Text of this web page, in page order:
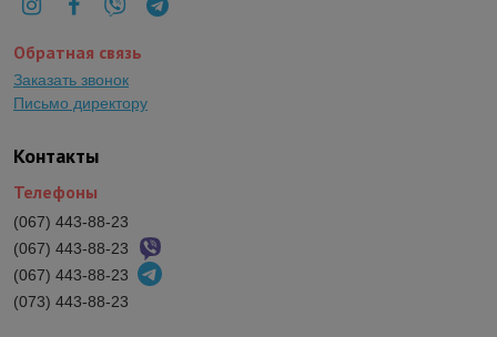
Контакты
Телефоны
(067) 443-88-23
(067) 443-88-23
(067) 443-88-23
(073) 443-88-23
Обратная связь
Заказать звонок
Письмо директору